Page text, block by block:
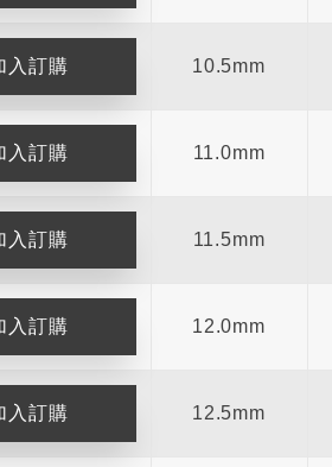
10.5mm
11.0mm
11.5mm
12.0mm
12.5mm